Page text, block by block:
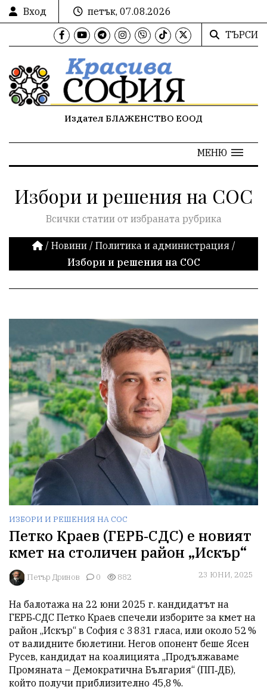
Вход
петък, 07.08.2026
ТЪРСИ
Издател БЛАЖЕНСТВО ЕООД
МЕНЮ
Избори и решения на СОС
Всички статии от избраната рубрика
/ Новини / Политика и администрация /
Избори и решения на СОС
ИЗБОРИ И РЕШЕНИЯ НА СОС
Петко Краев (ГЕРБ‑СДС) е новият
кмет на столичен район „Искър“
Петър Дринов 0 882 23 ЮНИ, 2025
На балотажа на 22 юни 2025 г. кандидатът на
ГЕРБ‑СДС Петко Краев спечели изборите за кмет на
район „Искър“ в София с 3 831 гласа, или около 52 %
от валидните бюлетини. Негов опонент беше Ясен
Русев, кандидат на коалицията „Продължаваме
Промяната – Демократична България“ (ПП‑ДБ),
който получи приблизително 45,8 %.